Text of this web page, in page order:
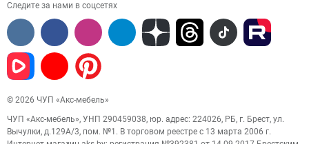
Следите за нами в соцсетях
© 2026 ЧУП «Акс-мебель»
ЧУП «Акс-мебель», УНП 290459038, юр. адрес: 224026, РБ, г. Брест, ул.
Вычулки, д.129А/3, пом. №1. В торговом реестре с 13 марта 2006 г.